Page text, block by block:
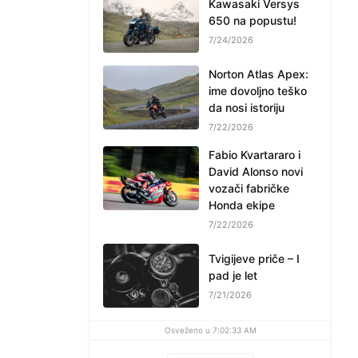
Kawasaki Versys
650 na popustu!
7/24/2026
Norton Atlas Apex:
ime dovoljno teško
da nosi istoriju
7/22/2026
Fabio Kvartararo i
David Alonso novi
vozači fabričke
Honda ekipe
7/22/2026
Tvigijeve priče – I
pad je let
7/21/2026
Osveženo u 7:02:33 AM